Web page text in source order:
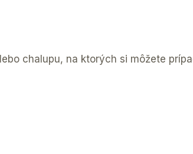
chalupu, na ktorých si môžete